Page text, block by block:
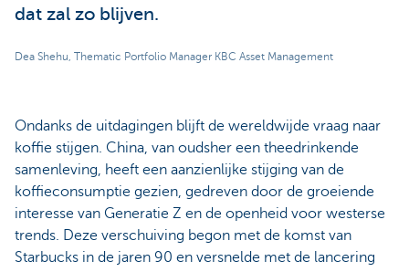
dat zal zo blijven.
Dea Shehu, Thematic Portfolio Manager KBC Asset Management
Ondanks de uitdagingen blijft de wereldwijde vraag naar
koffie stijgen. China, van oudsher een theedrinkende
samenleving, heeft een aanzienlijke stijging van de
koffieconsumptie gezien, gedreven door de groeiende
interesse van Generatie Z en de openheid voor westerse
trends. Deze verschuiving begon met de komst van
Starbucks in de jaren 90 en versnelde met de lancering